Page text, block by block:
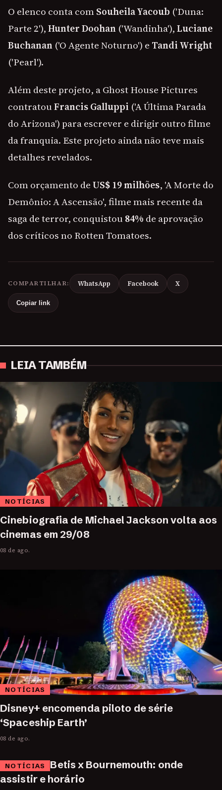
O elenco conta comSouheila Yacoub ('Duna:
Parte 2'),Hunter Doohan ('Wandinha'),Luciane
Buchanan ('O Agente Noturno') e Tandi Wright
('Pearl').
Além deste projeto, a Ghost House Pictures
contratouFrancis Galluppi ('A Última Parada
do Arizona') para escrever e dirigir outro filme
da franquia. Este projeto ainda não teve mais
detalhes revelados.
Com orçamento deUS$ 19 milhões, 'A Morte do
Demônio: A Ascensão', filme mais recente da
saga de terror, conquistou 84% de aprovação
dos críticos no Rotten Tomatoes.
COMPARTILHAR: WhatsApp Facebook X
Copiar link
LEIA TAMBÉM
NOTÍCIAS
Cinebiografia de Michael Jackson volta aos
cinemas em 29/08
08 de ago.
NOTÍCIAS
Disney+ encomenda piloto de série
‘Spaceship Earth’
08 de ago.
NOTÍCIAS
Betis x Bournemouth: onde
assistir e horário